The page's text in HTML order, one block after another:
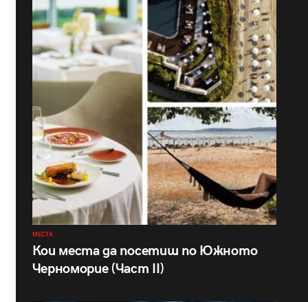
МЕСТА
Кои места да посетиш по Южното
Черноморие (Част II)